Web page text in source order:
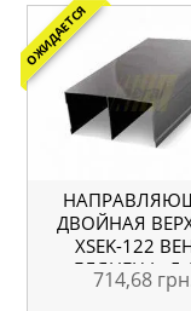
ОЖИДАЕТСЯ
ДВОЙНАЯ
ХSEK-122
ГЛЯНЕЦ
714,68